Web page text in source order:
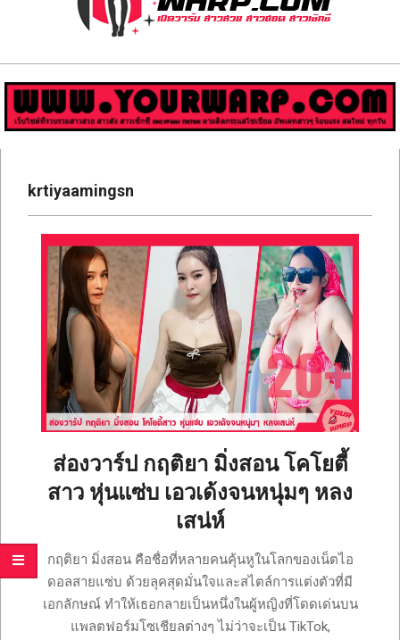
ส่อง
วาร์
ป
สวย
มีชื่อ
เสียง
คน
ดัง
คน
กระแส
เซ็กซี่
ONLYFANS
TIKTOK
Navigation
krtiyaamingsn
ส่องวาร์ป กฤติยา มิ่งสอน โคโยตี้
สาว หุ่นแซ่บ เอวเด้งจนหนุ่มๆ หลง
เสน่ห์
10-
08
กฤติยา มิ่งสอน คือชื่อที่หลายคนคุ้นหูในโลกของเน็ตไอ
ดอลสายแซ่บ ด้วยลุคสุดมั่นใจและสไตล์การแต่งตัวที่มี
เอกลักษณ์ ทำให้เธอกลายเป็นหนึ่งในผู้หญิงที่โดดเด่นบน
แพลตฟอร์มโซเชียลต่างๆ ไม่ว่าจะเป็น TikTok,